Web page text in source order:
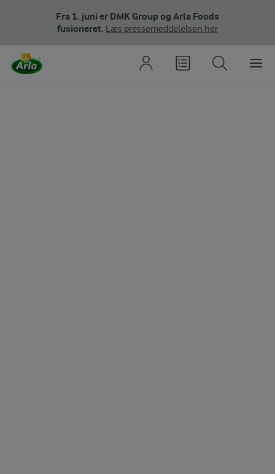
Fra 1. juni er DMK Group og Arla Foods
fusioneret. Læs pressemeddelelsen her